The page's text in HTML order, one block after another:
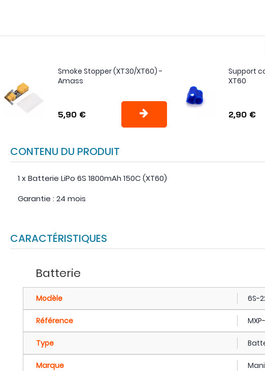
Smoke Stopper (XT30/XT60) -
Amass
5,90 €
Support
XT60
2,90 €
CONTENU DU PRODUIT
1 x Batterie LiPo 6S 1800mAh 150C (XT60)
Garantie : 24 mois
CARACTÉRISTIQUES
Batterie
Modèle 6S-
Référence
Type
Marque